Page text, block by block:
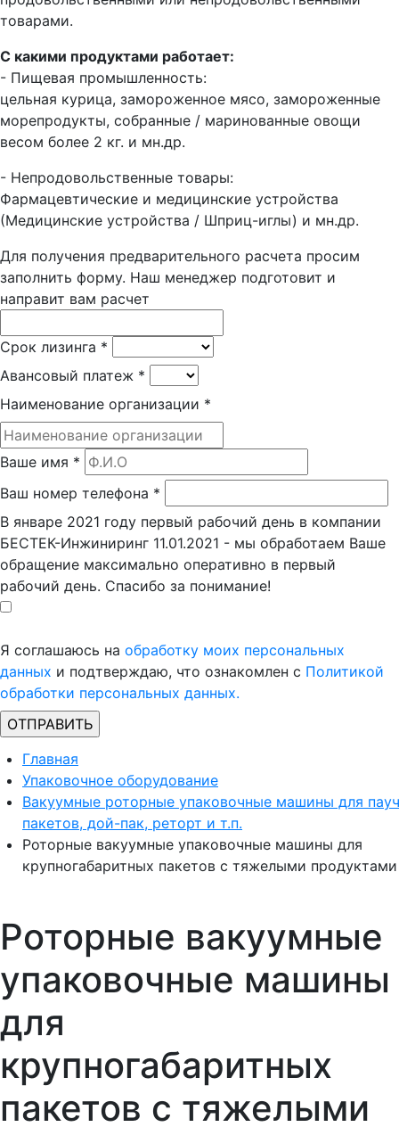
товарами.
С какими продуктами работает:
- Пищевая промышленность:
цельная курица, замороженное мясо, замороженные
морепродукты, собранные / маринованные овощи
весом более 2 кг. и мн.др.
- Непродовольственные товары:
Фармацевтические и медицинские устройства
(Медицинские устройства / Шприц-иглы) и мн.др.
Для получения предварительного расчета просим
заполнить форму. Наш менеджер подготовит и
направит вам расчет
Срок лизинга *
Авансовый платеж *
Наименование организации *
Ваше имя *
Ваш номер телефона *
В январе 2021 году первый рабочий день в компании
БЕСТЕК-Инжиниринг 11.01.2021 - мы обработаем Ваше
обращение максимально оперативно в первый
рабочий день. Спасибо за понимание!
Я соглашаюсь на обработку моих персональных
данных и подтверждаю, что ознакомлен с Политикой
обработки персональных данных.
Главная
Упаковочное оборудование
Вакуумные роторные упаковочные машины для пауч
пакетов, дой-пак, реторт и т.п.
Роторные вакуумные упаковочные машины для
крупногабаритных пакетов с тяжелыми продуктами
Роторные вакуумные
упаковочные машины
для
крупногабаритных
пакетов с тяжелыми